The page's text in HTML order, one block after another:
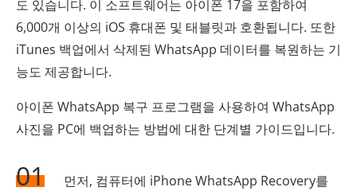
도 있습니다. 이 소프트웨어는 아이폰 17을 포함하여
6,000개 이상의 iOS 휴대폰 및 태블릿과 호환됩니다. 또한
iTunes 백업에서 삭제된 WhatsApp 데이터를 복원하는 기
능도 제공합니다.
아이폰 WhatsApp 복구 프로그램을 사용하여 WhatsApp
사진을 PC에 백업하는 방법에 대한 단계별 가이드입니다.
01
먼저, 컴퓨터에 iPhone WhatsApp Recovery를